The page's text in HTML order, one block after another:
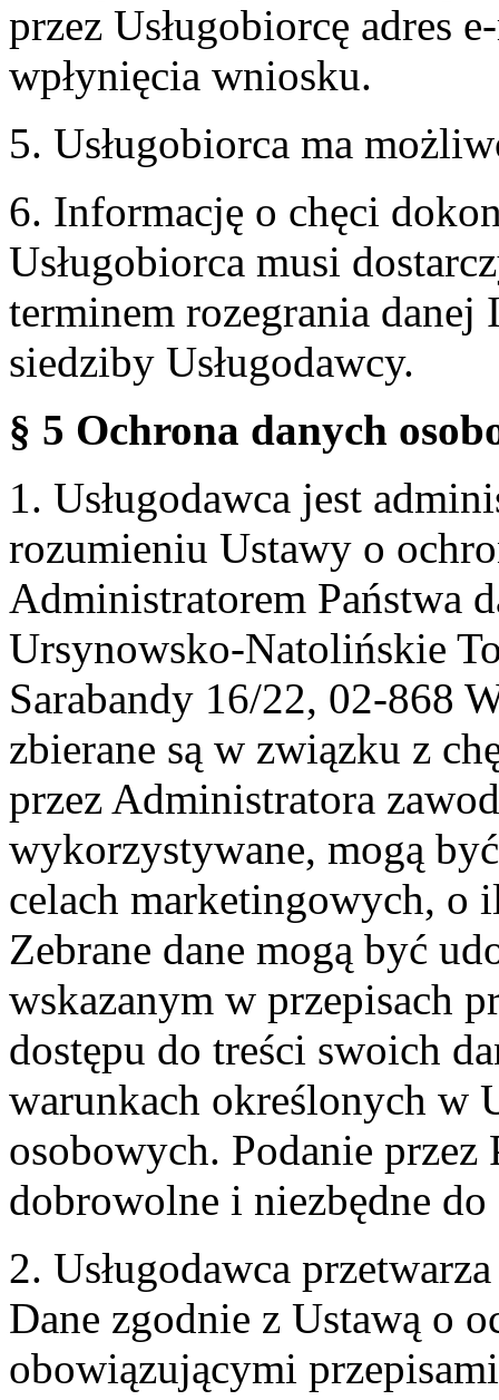
przez Usługobiorcę adres
wpłynięcia wniosku.
5. Usługobiorca ma
6. Informację o chęci
Usługobiorca musi
terminem rozegrania
siedziby Usługodawcy.
§ 5 Ochrona danych
1. Usługodawca jest
rozumieniu Ustawy o
Administratorem Państwa
Ursynowsko-Natolińskie
Sarabandy 16/22, 02-868
zbierane są w związku z
przez Administratora
wykorzystywane, mogą
celach marketingowych, o
Zebrane dane mogą być
wskazanym w przepisach
dostępu do treści swoich
warunkach określonych w
osobowych. Podanie przez
dobrowolne i niezbędne
2. Usługodawca
Dane zgodnie z Ustawą o
obowiązującymi